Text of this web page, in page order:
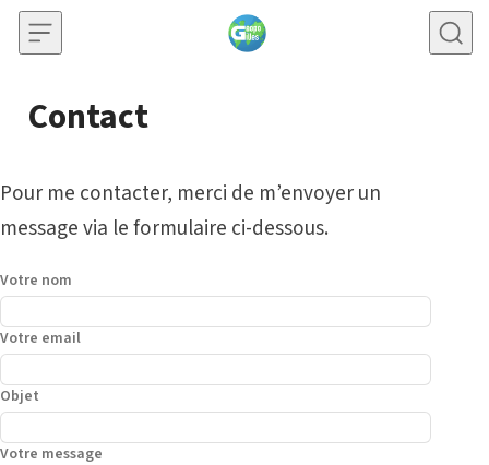
Skip to content
Contact
Pour me contacter, merci de m’envoyer un
message via le formulaire ci-dessous.
Votre nom
Votre email
Objet
Votre message